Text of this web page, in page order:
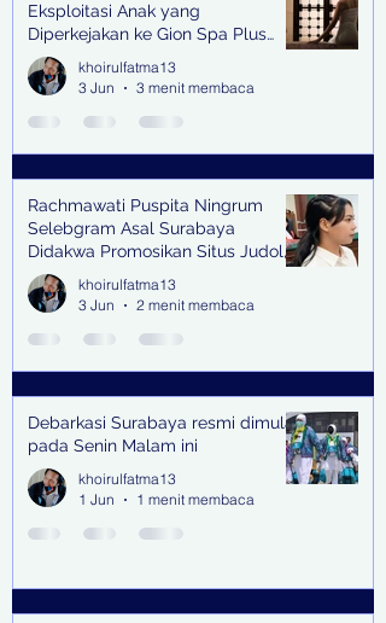
Eksploitasi Anak yang
Diperkejakan ke Gion Spa Plus
and Pub Surabaya,
khoirulfatma13
3 Jun
3 menit membaca
Rachmawati Puspita Ningrum
Selebgram Asal Surabaya
Didakwa Promosikan Situs Judol,
Raup Rp2 Juta dari Tiga Kali
Endorse
khoirulfatma13
3 Jun
2 menit membaca
Debarkasi Surabaya resmi dimulai
pada Senin Malam ini
khoirulfatma13
1 Jun
1 menit membaca